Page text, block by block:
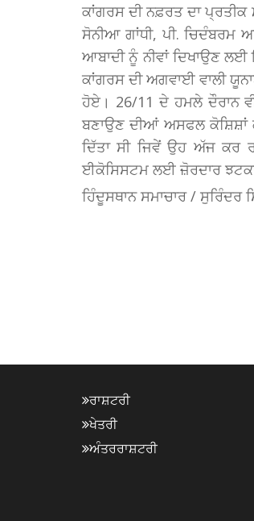
ਕਾਂਗਰਸ ਦੀ ਨਫ਼ਰਤ ਦਾ
ਸੋਨੀਆ ਗਾਂਧੀ, ਪੀ. ਚਿਦੰਬਰਮ
ਆਬਾਦੀ ਨੂੰ ਨੀਵਾਂ ਦਿਖਾਉਣ
ਕਾਂਗਰਸ ਦੀ ਅਗਵਾਈ ਵਾਲੀ
ਹੋਏ। 26/11 ਦੇ ਹਮਲੇ ਦੌਰਾਨ
ਬਣਾਉਣ ਦੀਆਂ ਅਸਫਲ ਕੋਸ਼ਿਸ਼ਾਂ
ਦਿੱਤਾ ਸੀ ਜਿਵੇਂ ਉਹ ਅੱਜ ਕਰ
ਈਕੋਸਿਸਟਮ ਲਈ ਜ਼ੋਰਦਾਰ
ਹਿੰਦੂਸਥਾਨ ਸਮਾਚਾਰ / ਸੁਰਿੰਦਰ
ਰਾਸ਼ਟਰੀ
ਖੇਤਰੀ
ਅੰਤਰਰਾਸ਼ਟਰੀ